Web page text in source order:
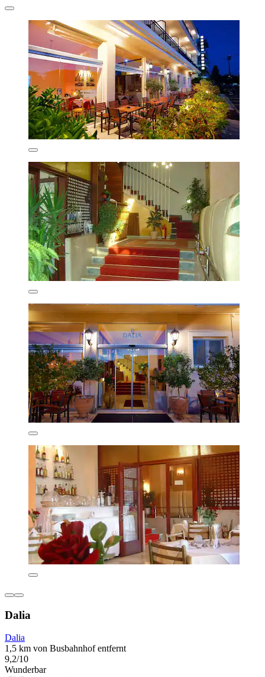
Dalia
Dalia
1,5 km von Busbahnhof entfernt
9,2/10
Wunderbar